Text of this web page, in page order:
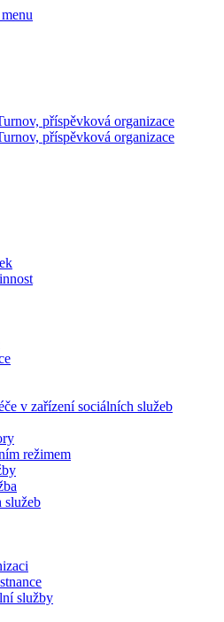
v zařízení sociálních služeb
režimem
služeb
služby